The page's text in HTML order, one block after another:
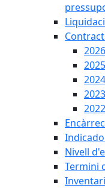
2026
2025
2024
2023
2022
Nivell
Termini
Inventari